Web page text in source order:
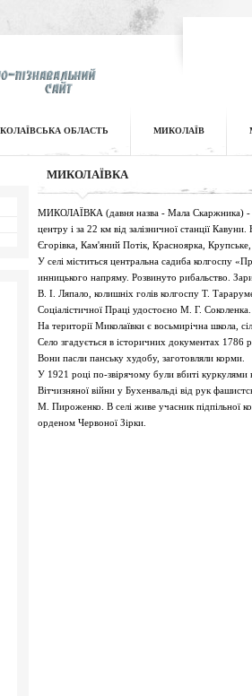
ОБЛАСТЬ МИКОЛАЇВ
МИКОЛАЇВКА
МИКОЛАЇВКА (давня назва - Мала Скаржника) -
центру і за 22 км від залізничної станції
Єгорівка, Кам'яний Потік, Красноярка,
У селі міститься центральна садиба колгоспу
инницького напряму. Розвинуто рибальство.
В. І. Ляпало, колишніх голів колгоспу Т.
Соціалістичної Праці удостоєно М. Г.
На території Миколаївки є восьмирічна школа,
Село згадується в історичних документах 1786
Вони пасли панську худобу, заготовляли корми.
У 1921 році по-звірячому були вбиті
Вітчизняної війни у Бухенвальді від рук
М. Пироженко. В селі живе учасник підпільної
орденом Червоної Зірки.